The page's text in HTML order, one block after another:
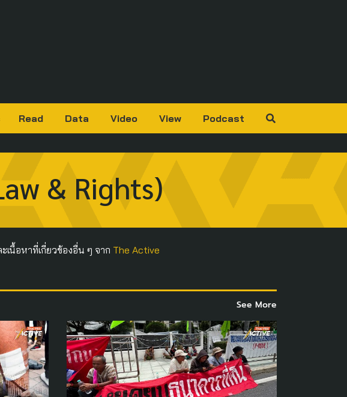
Read Data Video View Podcast
& Rights)
นื้อหาที่เกี่ยวข้องอื่น ๆ จาก The Active
See More